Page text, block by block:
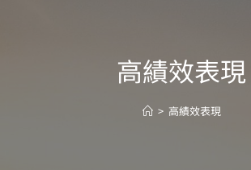
高績效表現
> 高績效表現